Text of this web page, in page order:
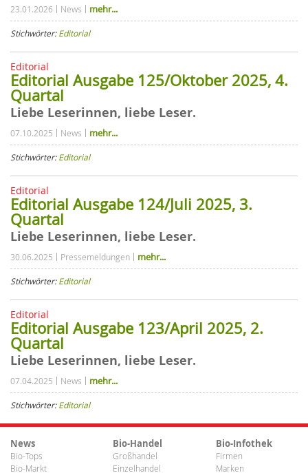
23.01.2026 News mehr...
Stichwörter:Editorial
Editorial
Editorial Ausgabe 125/Oktober 2025, 4.
Quartal
Liebe Leserinnen, liebe Leser.
07.10.2025 News mehr...
Stichwörter:Editorial
Editorial
Editorial Ausgabe 124/Juli 2025, 3.
Quartal
Liebe Leserinnen, liebe Leser.
30.06.2025 Pressemeldungen mehr...
Stichwörter:Editorial
Editorial
Editorial Ausgabe 123/April 2025, 2.
Quartal
Liebe Leserinnen, liebe Leser.
07.04.2025 News mehr...
Stichwörter:Editorial
News
Bio-Tops
Bio-Markt
Bio-Handel
Großhandel
Einzelhandel
Bio-Infothek
Firmen
Marken